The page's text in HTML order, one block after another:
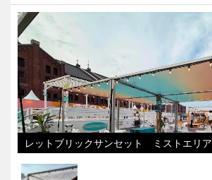
レットブリックサンセット ミストエリア